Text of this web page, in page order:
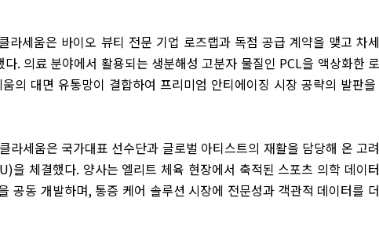
라세움은 바이오 뷰티 전문 기업 로즈랩과 독점 공급 계약을 맺고 차
다. 의료 분야에서 활용되는 생분해성 고분자 물질인 PCL을 액상화한
의 대면 유통망이 결합하여 프리미엄 안티에이징 시장 공략의 발판
라세움은 국가대표 선수단과 글로벌 아티스트의 재활을 담당해 온 고
을 체결했다. 양사는 엘리트 체육 현장에서 축적된 스포츠 의학 데이
공동 개발하며, 통증 케어 솔루션 시장에 전문성과 객관적 데이터를